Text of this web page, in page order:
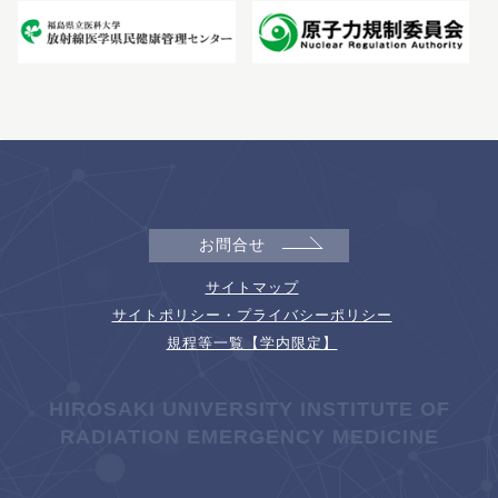
お問合せ
サイトマップ
サイトポリシー・プライバシーポリシー
規程等一覧【学内限定】
HIROSAKI UNIVERSITY INSTITUTE OF
RADIATION EMERGENCY MEDICINE